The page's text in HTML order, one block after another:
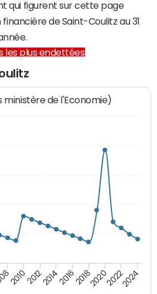
qui figurent sur cette page
de Saint-Coulitz au 31
les plus endettées
ministère de l'Economie)
20102012201420162018202020222024